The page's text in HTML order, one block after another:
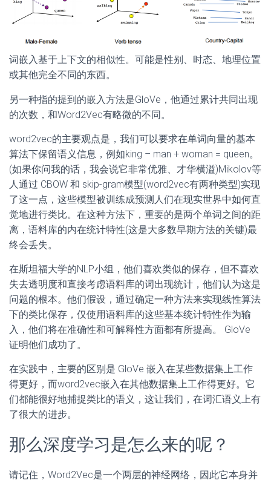
词嵌入基于上下文的相似性。可能是性别、时态、地理位置
或其他完全不同的东西。
另一种指的提到的嵌入方法是GloVe，他通过累计共同出现
的次数，和Word2Vec有略微的不同。
word2vec的主要观点是，我们可以要求在单词向量的基本
算法下保留语义信息，例如king – man + woman = queen。
(如果你问我的话，我会说它非常优雅、才华横溢)Mikolov等
人通过 CBOW 和 skip-gram模型(word2vec有两种类型)实现
了这一点，这些模型被训练成预测人们在现实世界中如何直
觉地进行类比。在这种方法下，重要的是两个单词之间的距
离，语料库的内在统计特性(这是大多数早期方法的关键)最
终会丢失。
在斯坦福大学的NLP小组，他们喜欢类似的保存，但不喜欢
失去透明度和直接考虑语料库的词出现统计，他们认为这是
问题的根本。他们假设，通过确定一种方法来实现线性算法
下的类比保存，仅使用语料库的这些基本统计特性作为输
入，他们将在准确性和可解释性方面都有所提高。 GloVe
证明他们成功了。
在实践中，主要的区别是 GloVe 嵌入在某些数据集上工作
得更好，而word2vec嵌入在其他数据集上工作得更好。它
们都能很好地捕捉类比的语义，这让我们，在词汇语义上有
了很大的进步。
那么深度学习是怎么来的呢？
请记住，Word2Vec是一个两层的神经网络，因此它本身并